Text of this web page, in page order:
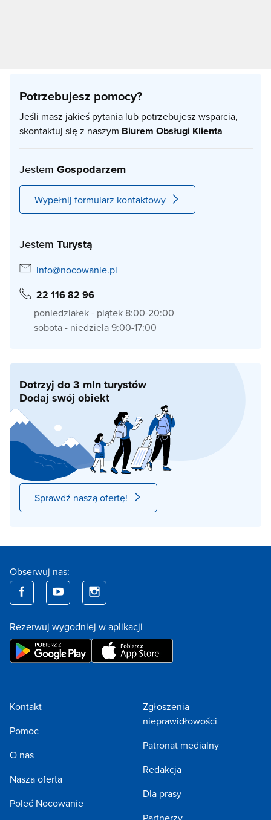
Potrzebujesz pomocy?
Jeśli masz jakieś pytania lub potrzebujesz wsparcia,
skontaktuj się z naszym Biurem Obsługi Klienta
Jestem Gospodarzem
Wypełnij formularz kontaktowy
Jestem Turystą
info@nocowanie.pl
22 116 82 96
poniedziałek - piątek 8:00-20:00
sobota - niedziela 9:00-17:00
Dotrzyj do 3 mln turystów
Dodaj swój obiekt
Sprawdź naszą ofertę!
Obserwuj nas:
Rezerwuj wygodniej w aplikacji
Kontakt
Pomoc
O nas
Nasza oferta
Poleć Nocowanie
Zgłoszenia
nieprawidłowości
Patronat medialny
Redakcja
Dla prasy